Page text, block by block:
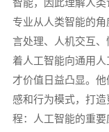
智能，因此理解人
专业从人类智能的
言处理、人机交互
着人工智能向通用
才价值日益凸显。
感和行为模式，打
程：人工智能的重